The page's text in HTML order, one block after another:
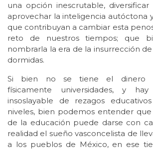
una opción inescrutable, diversificar
aprovechar la inteligencia autóctona
que contribuyan a cambiar esta
reto de nuestros tiempos; que
nombrarla la era de la insurrección
dormidas.
Si bien no se tiene el dinero
físicamente universidades, y
insoslayable de rezagos
niveles, bien podemos entender que
de la educación puede darse con
realidad el sueño vasconcelista de
a los pueblos de México, en ese